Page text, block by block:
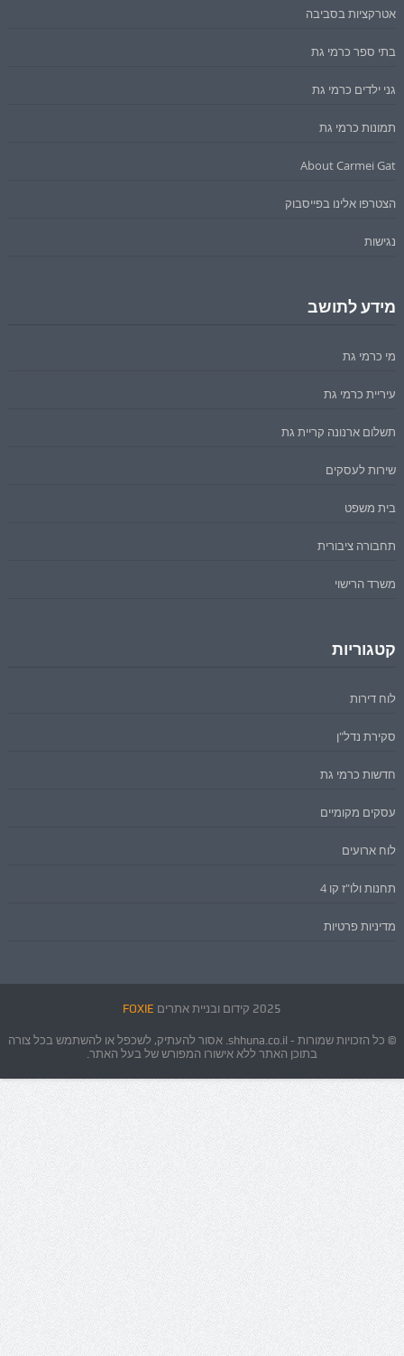
אטרקציות בסביבה
בתי ספר כרמי גת
גני ילדים כרמי גת
תמונות כרמי גת
About Carmei Gat
הצטרפו אלינו בפייסבוק
נגישות
מידע לתושב
מי כרמי גת
עיריית כרמי גת
תשלום ארנונה קריית גת
שירות לעסקים
בית משפט
תחבורה ציבורית
משרד הרישוי
קטגוריות
לוח דירות
סקירת נדל"ן
חדשות כרמי גת
עסקים מקומיים
לוח ארועים
תחנות ולו"ז קו 4
מדיניות פרטיות
2025 קידום ובניית אתרים FOXIE
© כל הזכויות שמורות - shhuna.co.il. אסור להעתיק, לשכפל או להשתמש בכל צורה
בתוכן האתר ללא אישורו המפורש של בעל האתר.